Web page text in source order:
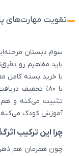
تقویت مهارت‌های
سوم دبستان
باید مفاهیم رو
با خرید بسته
با ۸۰٪ تخفیف
تثبیت می‌کنه و هم
آموزش کودک می‌کنه.
چرا این ترکیب
چون همزمان هم